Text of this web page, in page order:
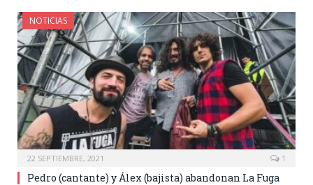
NOTICIAS
22 SEPTIEMBRE, 2021 1
Pedro (cantante) y Álex (bajista) abandonan La Fuga